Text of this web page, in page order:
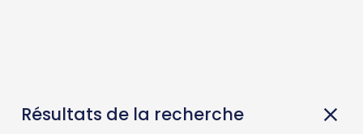
Résultats de la recherche